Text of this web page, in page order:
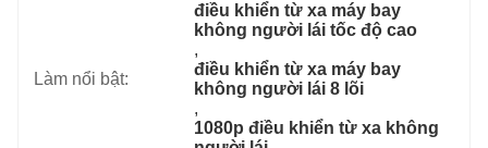
Làm nổi bật:
điều khiển từ xa máy bay
không người lái tốc độ cao
,
điều khiển từ xa máy bay
không người lái 8 lõi
,
1080p điều khiển từ xa không